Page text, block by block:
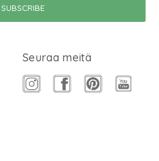
Seuraa meitä